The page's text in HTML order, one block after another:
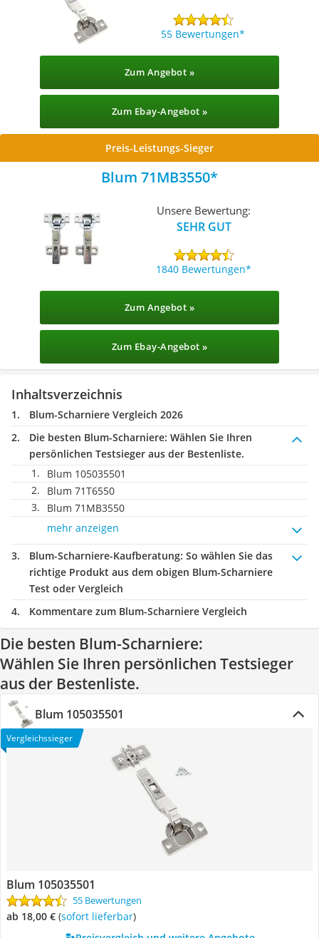
55 Bewertungen
Zum Angebot »
Zum Ebay-Angebot »
Preis-Leistungs-Sieger
Blum 71MB3550
Unsere Bewertung:
SEHR GUT
1840 Bewertungen
Zum Angebot »
Zum Ebay-Angebot »
Inhaltsverzeichnis
Blum-Scharniere Vergleich 2026
Die besten Blum-Scharniere: Wählen Sie Ihren
persönlichen Testsieger aus der Bestenliste.
Blum 105035501
Blum 71T6550
Blum 71MB3550
mehr anzeigen
Blum-Scharniere-Kaufberatung: So wählen Sie das
richtige Produkt aus dem obigen Blum-Scharniere
Test oder Vergleich
Kommentare zum Blum-Scharniere Vergleich
Die besten Blum-Scharniere:
Wählen Sie Ihren persönlichen Testsieger
aus der Bestenliste.
Blum 105035501
Vergleichssieger
Blum 105035501
55 Bewertungen
ab 18,00 € ( Sofort lieferbar)